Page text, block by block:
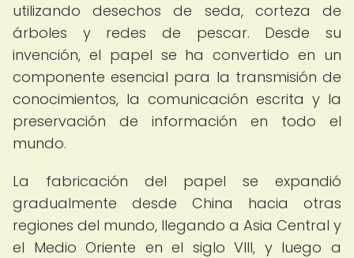
utilizando desechos de seda, corteza de
árboles y redes de pescar. Desde su
invención, el papel se ha convertido en un
componente esencial para la transmisión de
conocimientos, la comunicación escrita y la
preservación de información en todo el
mundo.
La fabricación del papel se expandió
gradualmente desde China hacia otras
regiones del mundo, llegando a Asia Central y
el Medio Oriente en el siglo VIII, y luego a